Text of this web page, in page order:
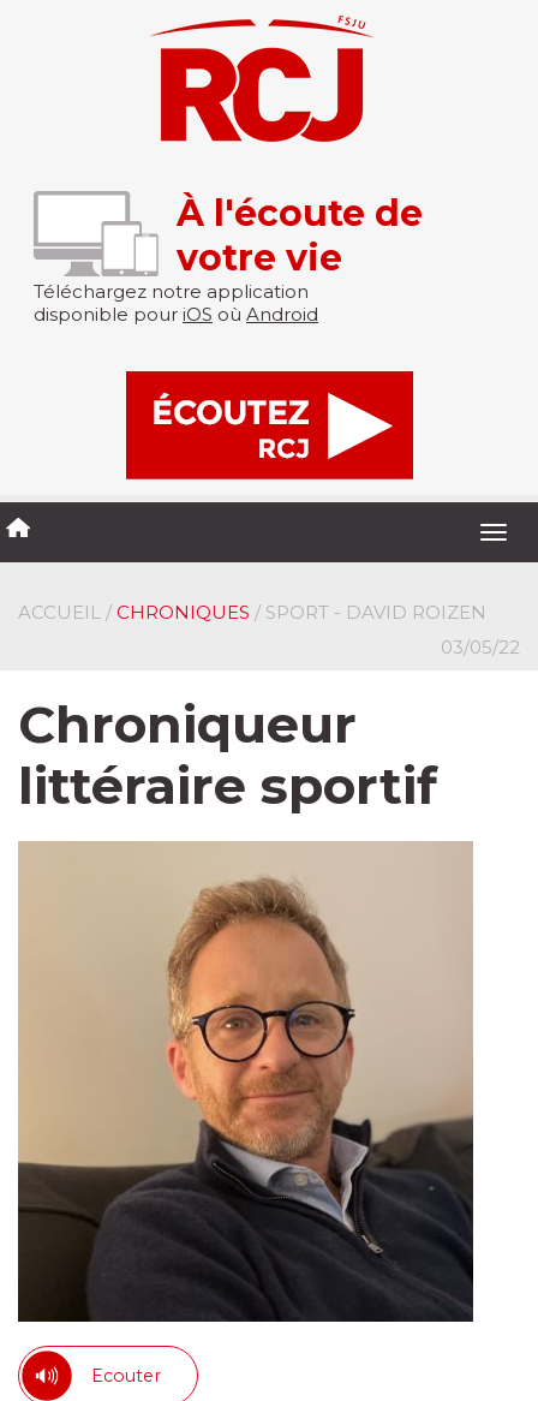
À l'écoute de
votre vie
Téléchargez notre application
disponible pour iOS où Android
ACCUEIL / CHRONIQUES / SPORT - DAVID ROIZEN
03/05/22
Chroniqueur
littéraire sportif
Ecouter